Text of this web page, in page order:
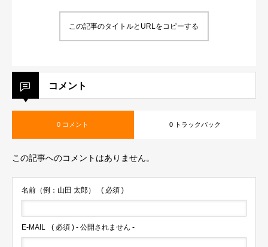
この記事のタイトルとURLをコピーする
コメント
0 コメント 0 トラックバック
この記事へのコメントはありません。
名前（例：山田 太郎） ( 必須 )
E-MAIL ( 必須 ) - 公開されません -